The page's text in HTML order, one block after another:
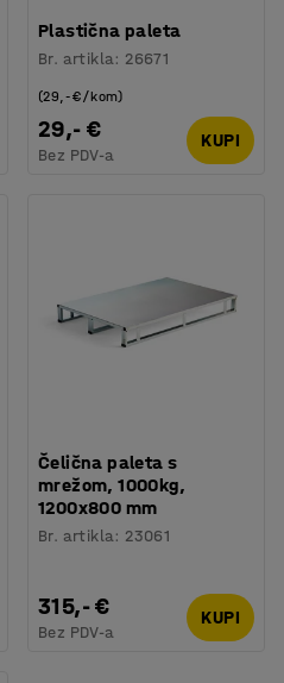
Plastična paleta
Br. artikla: 26671
29,- €
(29,- €/kom)
Bez PDV-a
KUPI
Čelična paleta s
mrežom, 1000kg,
1200x800 mm
Br. artikla: 23061
315,- €
Bez PDV-a
KUPI